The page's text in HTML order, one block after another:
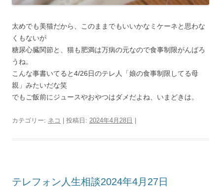
太めでも美猫だから、このままでもいいかなミケーネと思わな
くもないが
糖尿心臓関節と、猫も肥満は万病の元なので食事制限がんばろ
うね。
こんな事書いてると4/26日のテレ人「娘の食事制限してる母
親」みたいだな笑
でもご飯前にジュースやおやつはダメだよね、いまどきは。
カテゴリー: ネコ | 投稿日: 2024年4月28日
テレフォン人生相談2024年4月27日